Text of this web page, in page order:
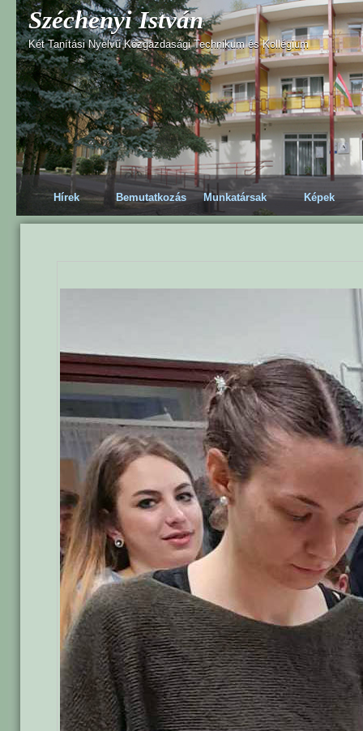
Széchenyi István
Két Tanítási Nyelvű Közgazdasági Technikum és Kollégium
Hírek Bemutatkozás Munkatársak Képek